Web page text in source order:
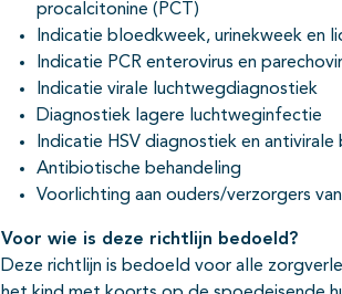
procalcitonine (PCT)
Indicatie bloedkweek, urinekweek en
Indicatie PCR enterovirus en
Indicatie virale luchtwegdiagnostiek
Diagnostiek lagere luchtweginfectie
Indicatie HSV diagnostiek en antivirale
Antibiotische behandeling
Voorlichting aan ouders/verzorgers
Voor wie is deze richtlijn bedoeld?
Deze richtlijn is bedoeld voor alle